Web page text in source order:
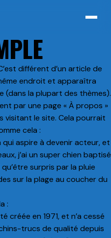
différent d’un article de
endroit et apparaîtra
(dans la plupart des thèmes).
par une page « À propos »
visitant le site. Cela pourrait
cela :
qui aspire à devenir acteur, et
j’ai un super chien baptisé
qu’être surpris par la pluie
sur la plage au coucher du
:
créée en 1971, et n’a cessé
trucs de qualité depuis